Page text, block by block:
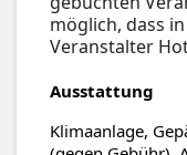
möglich, dass
Veranstalter
Ausstattung
Klimaanlage,